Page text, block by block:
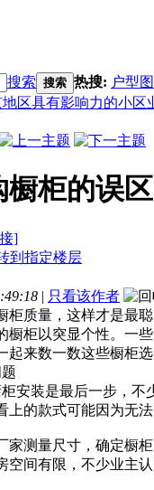
搜索 搜索 热搜: 户型图
区具有影响力的小区
橱柜的误区
]
| 只看该作者
柜质量，这样才是最
橱柜以突显个性。一
起来数一数这些橱柜选
安装是最后一步，
上的款式可能因为无
家测量尺寸，确定橱
空间有限，不少业主